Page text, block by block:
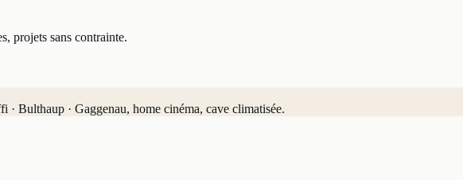
projets sans contrainte.
Bulthaup · Gaggenau, home cinéma, cave climatisée.